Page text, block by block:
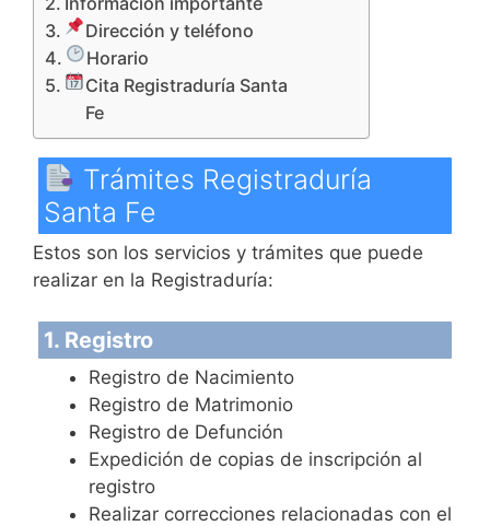
Dirección y teléfono
Horario
Cita Registraduría Santa
Fe
Trámites Registraduría
Santa Fe
Estos son los servicios y trámites que puede
realizar en la Registraduría:
1. Registro
Registro de Nacimiento
Registro de Matrimonio
Registro de Defunción
Expedición de copias de inscripción al
registro
Realizar correcciones relacionadas con el